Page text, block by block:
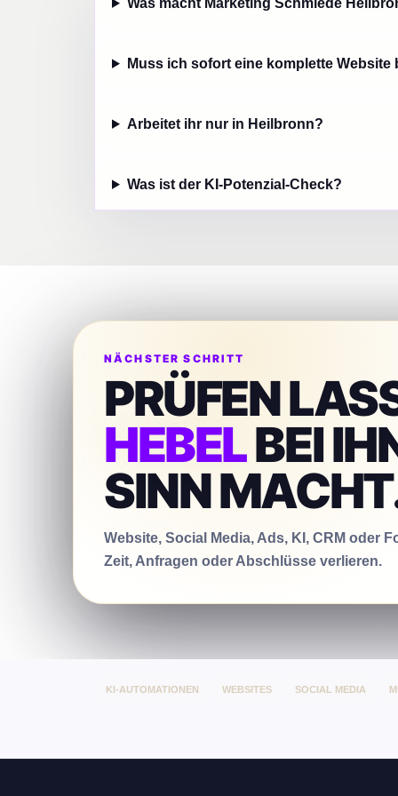
Was macht Marketing Schmiede
Muss ich sofort eine komplette Website
Arbeitet ihr nur in Heilbronn?
Was ist der KI-Potenzial-Check?
NÄCHSTER SCHRITT
PRÜFEN
HEBELBEI
SINN
Website, Social Media, Ads, KI, CRM oder
Zeit, Anfragen oder Abschlüsse verlieren.
KI-AUTOMATIONEN WEBSITES SOCIAL MEDIA